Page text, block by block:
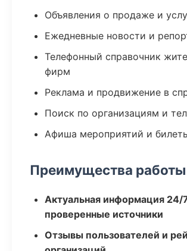
Объявления о продаже и
Ежедневные новости и
Телефонный справочник
фирм
Реклама и продвижение в
Поиск по организациям и
Афиша мероприятий и
Преимущества
Актуальная информация 24/
проверенные источники
Отзывы пользователей и